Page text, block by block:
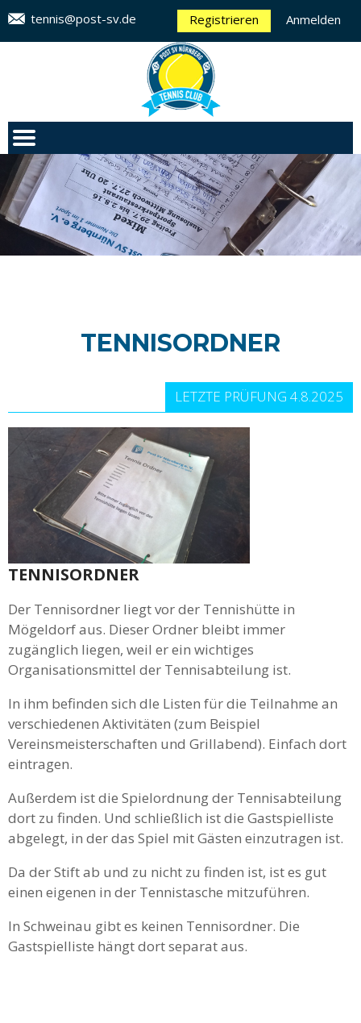
tennis@post-sv.de Registrieren Anmelden
TENNISORDNER
LETZTE PRÜFUNG 4.8.2025
TENNISORDNER
Der Tennisordner liegt vor der Tennishütte in
Mögeldorf aus. Dieser Ordner bleibt immer
zugänglich liegen, weil er ein wichtiges
Organisationsmittel der Tennisabteilung ist.
In ihm befinden sich dle Listen für die Teilnahme an
verschiedenen Aktivitäten (zum Beispiel
Vereinsmeisterschaften und Grillabend). Einfach dort
eintragen.
Außerdem ist die Spielordnung der Tennisabteilung
dort zu finden. Und schließlich ist die Gastspielliste
abgelegt, in der das Spiel mit Gästen einzutragen ist.
Da der Stift ab und zu nicht zu finden ist, ist es gut
einen eigenen in der Tennistasche mitzuführen.
In Schweinau gibt es keinen Tennisordner. Die
Gastspielliste hängt dort separat aus.